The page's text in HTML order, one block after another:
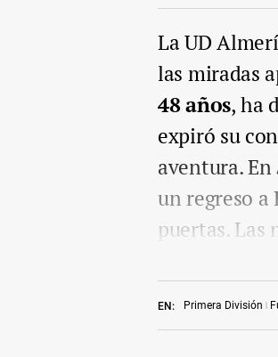
EN: Primera División
La UD
las miradas
48 años, ha
expiró su
aventura. En
un regreso
puertas. Las